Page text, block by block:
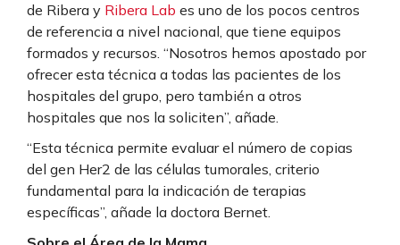
de Ribera y Ribera Lab es uno de los pocos centros
de referencia a nivel nacional, que tiene equipos
formados y recursos. “Nosotros hemos apostado por
ofrecer esta técnica a todas las pacientes de los
hospitales del grupo, pero también a otros
hospitales que nos la soliciten”, añade.
“Esta técnica permite evaluar el número de copias
del gen Her2 de las células tumorales, criterio
fundamental para la indicación de terapias
específicas”, añade la doctora Bernet.